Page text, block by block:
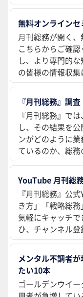
無料オンライン
月刊総務が開く
こちらからご確
し、より専門的
の皆様の情報収集
『月刊総務』調査
『月刊総務』で
し、その結果を
ンがどのように
ているのか、総務
YouTube 月刊総
『月刊総務』公
き方」「戦略総
気軽にキャッチ
ひ、チャンネル登
メンタル不調者
たい10本
ゴールデンウイ